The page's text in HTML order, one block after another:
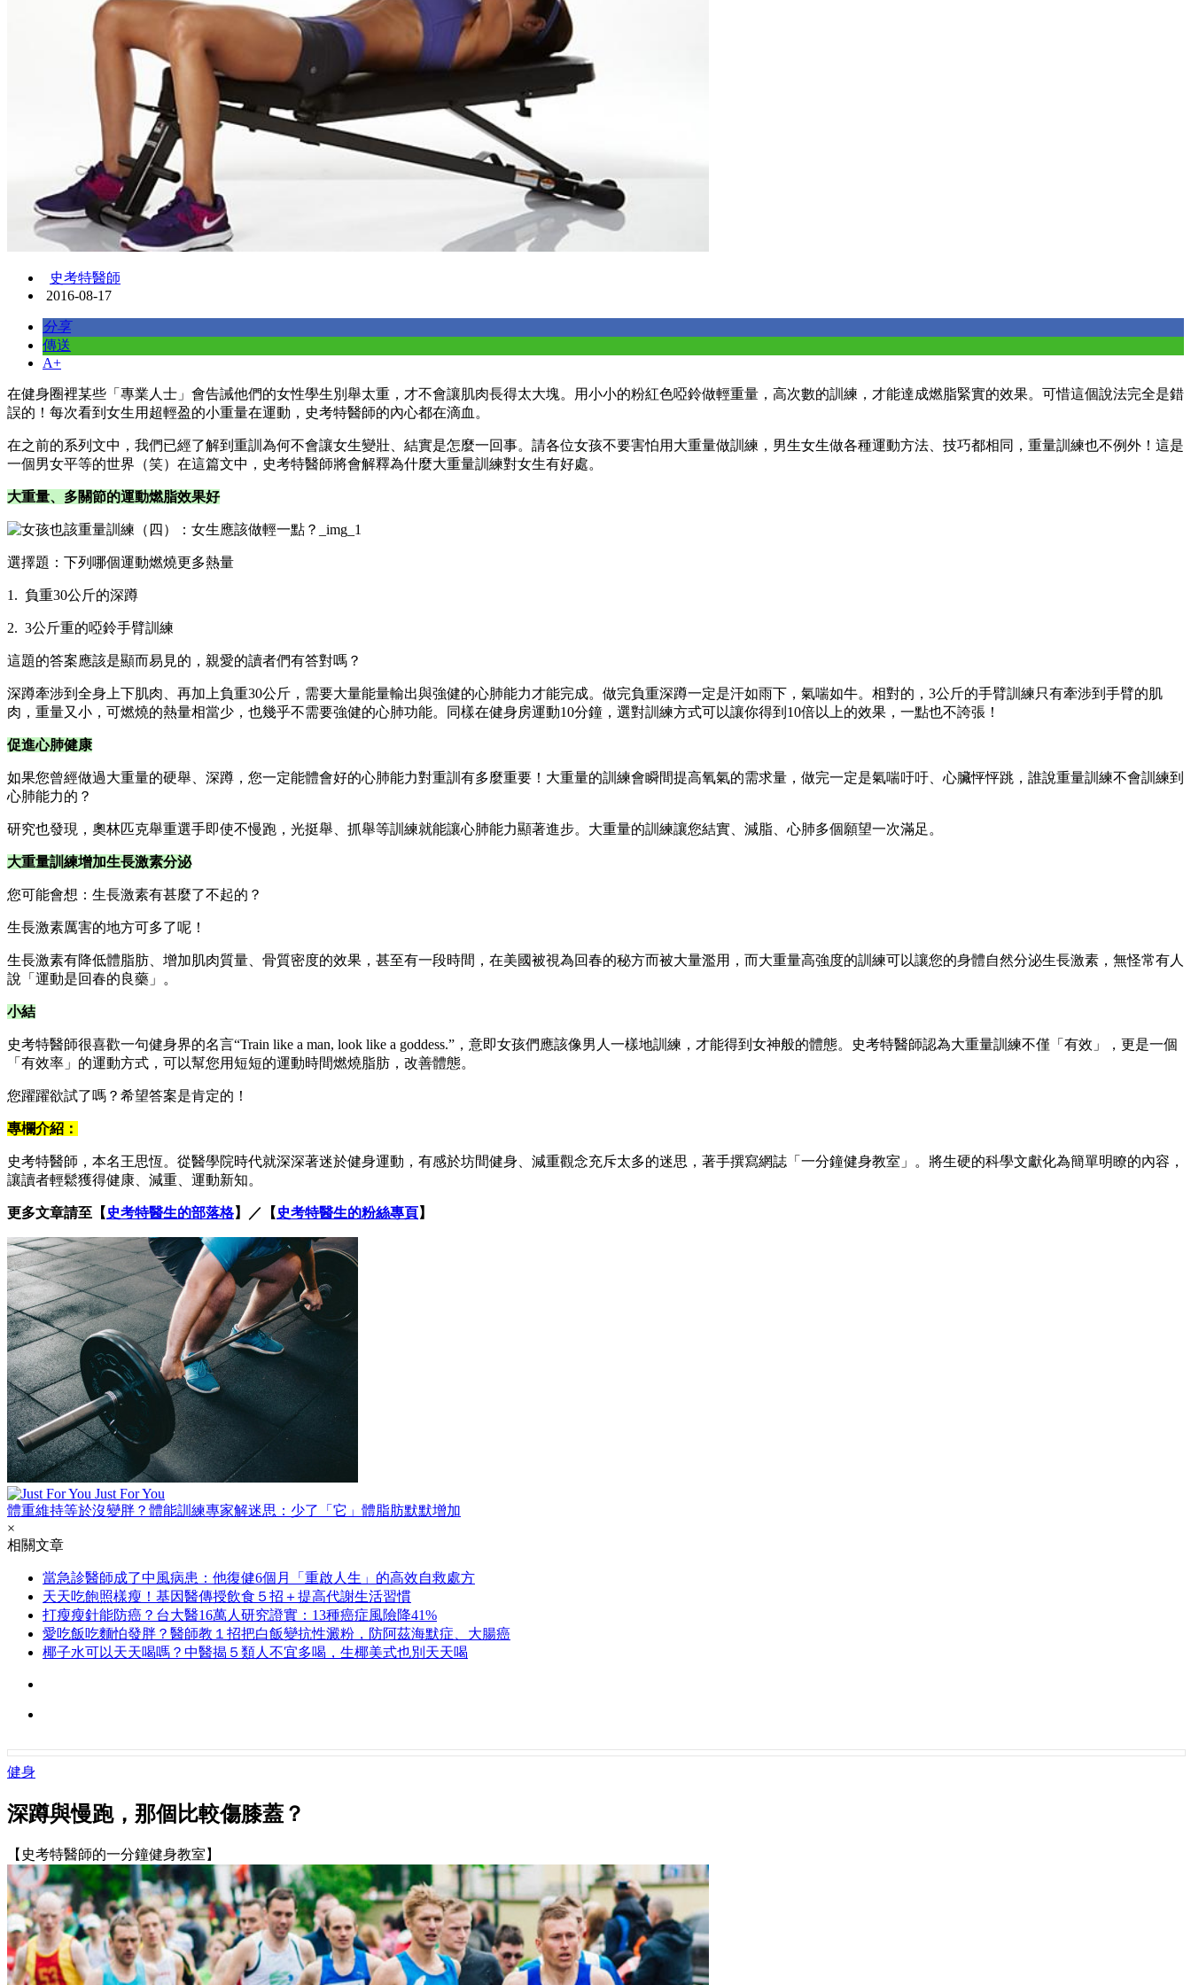
史考特醫師
2016-08-17
分享
傳送
A+
在健身圈裡某些「專業人士」會告誡他們的女性學生別舉太重，才不會讓肌肉長得太大塊。用小小的粉紅色啞鈴做輕重量，高次數的訓練，才能達成燃脂緊實的效果。可惜這個說法完全是錯
誤的！每次看到女生用超輕盈的小重量在運動，史考特醫師的內心都在滴血。
在之前的系列文中，我們已經了解到重訓為何不會讓女生變壯、結實是怎麼一回事。請各位女孩不要害怕用大重量做訓練，男生女生做各種運動方法、技巧都相同，重量訓練也不例外！這是
一個男女平等的世界（笑）在這篇文中，史考特醫師將會解釋為什麼大重量訓練對女生有好處。
大重量、多關節的運動燃脂效果好
選擇題：下列哪個運動燃燒更多熱量
1. 負重30公斤的深蹲
2. 3公斤重的啞鈴手臂訓練
這題的答案應該是顯而易見的，親愛的讀者們有答對嗎？
深蹲牽涉到全身上下肌肉、再加上負重30公斤，需要大量能量輸出與強健的心肺能力才能完成。做完負重深蹲一定是汗如雨下，氣喘如牛。相對的，3公斤的手臂訓練只有牽涉到手臂的肌
肉，重量又小，可燃燒的熱量相當少，也幾乎不需要強健的心肺功能。同樣在健身房運動10分鐘，選對訓練方式可以讓你得到10倍以上的效果，一點也不誇張！
促進心肺健康
如果您曾經做過大重量的硬舉、深蹲，您一定能體會好的心肺能力對重訓有多麼重要！大重量的訓練會瞬間提高氧氣的需求量，做完一定是氣喘吁吁、心臟怦怦跳，誰說重量訓練不會訓練到
心肺能力的？
研究也發現，奧林匹克舉重選手即使不慢跑，光挺舉、抓舉等訓練就能讓心肺能力顯著進步。大重量的訓練讓您結實、減脂、心肺多個願望一次滿足。
大重量訓練增加生長激素分泌
您可能會想：生長激素有甚麼了不起的？
生長激素厲害的地方可多了呢！
生長激素有降低體脂肪、增加肌肉質量、骨質密度的效果，甚至有一段時間，在美國被視為回春的秘方而被大量濫用，而大重量高強度的訓練可以讓您的身體自然分泌生長激素，無怪常有人
說「運動是回春的良藥」。
小結
史考特醫師很喜歡一句健身界的名言“Train like a man, look like a goddess.”，意即女孩們應該像男人一樣地訓練，才能得到女神般的體態。史考特醫師認為大重量訓練不僅「有效」，更是一個
「有效率」的運動方式，可以幫您用短短的運動時間燃燒脂肪，改善體態。
您躍躍欲試了嗎？希望答案是肯定的！
專欄介紹：
史考特醫師，本名王思恆。從醫學院時代就深深著迷於健身運動，有感於坊間健身、減重觀念充斥太多的迷思，著手撰寫網誌「一分鐘健身教室」。將生硬的科學文獻化為簡單明瞭的內容，
讓讀者輕鬆獲得健康、減重、運動新知。
更多文章請至【 史考特醫生的部落格】／【 史考特醫生的粉絲專頁】
Just For You
體重維持等於沒變胖？體能訓練專家解迷思：少了「它」體脂肪默默增加
×
相關文章
當急診醫師成了中風病患：他復健6個月「重啟人生」的高效自救處方
天天吃飽照樣瘦！基因醫傳授飲食５招＋提高代謝生活習慣
打瘦瘦針能防癌？台大醫16萬人研究證實：13種癌症風險降41%
愛吃飯吃麵怕發胖？醫師教１招把白飯變抗性澱粉，防阿茲海默症、大腸癌
椰子水可以天天喝嗎？中醫揭５類人不宜多喝，生椰美式也別天天喝
健身
深蹲與慢跑，那個比較傷膝蓋？
【史考特醫師的一分鐘健身教室】